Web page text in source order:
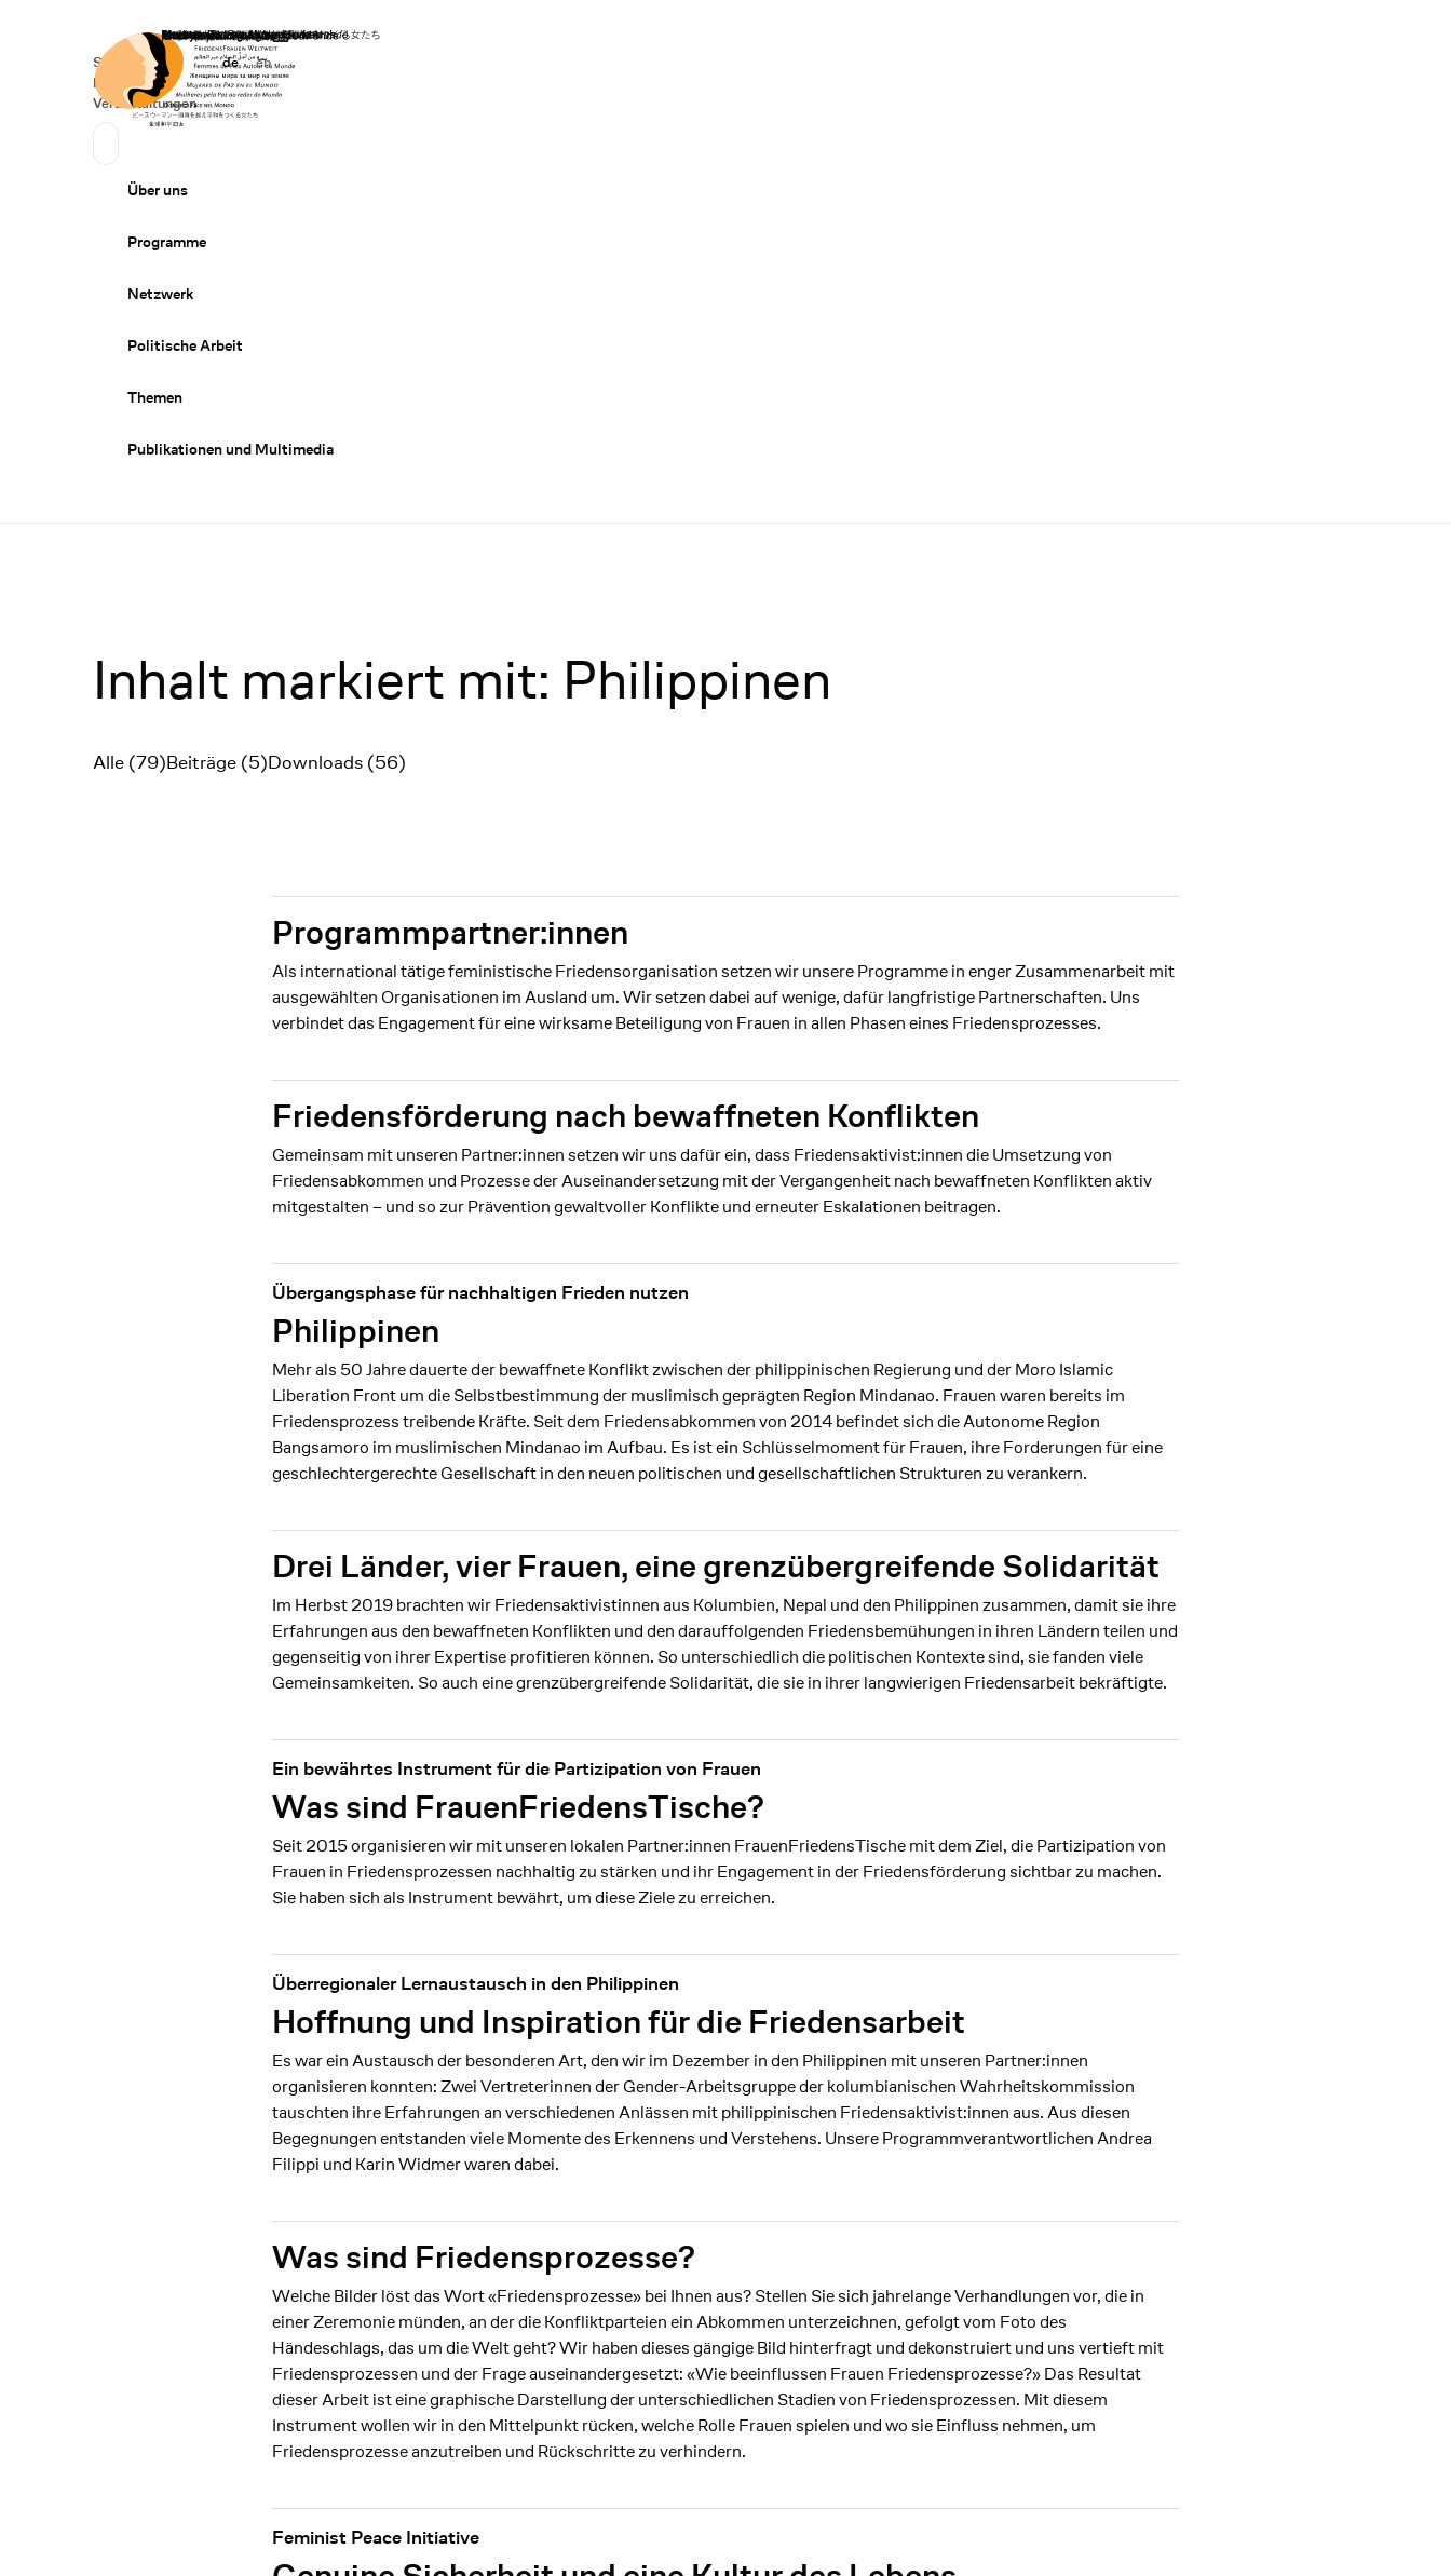
Startseite
Secondary Navigation
Spenden
News
Veranstaltungen
Sprache wechseln
Deutsch
de English
en
Primary Navigation
Über uns
Programme
Netzwerk
Politische Arbeit
Themen
Publikationen und Multimedia
Inhalt markiert mit: Philippinen
Filter
Alle (79)Beiträge (5)Downloads (56)
Programmpartner:innen
Als international tätige feministische Friedensorganisation setzen wir unsere Programme in enger Zusammenarbeit mit
ausgewählten Organisationen im Ausland um. Wir setzen dabei auf wenige, dafür langfristige Partnerschaften. Uns
verbindet das Engagement für eine wirksame Beteiligung von Frauen in allen Phasen eines Friedensprozesses.
Friedensförderung nach bewaffneten Konflikten
Gemeinsam mit unseren Partner:innen setzen wir uns dafür ein, dass Friedensaktivist:innen die Umsetzung von
Friedensabkommen und Prozesse der Auseinandersetzung mit der Vergangenheit nach bewaffneten Konflikten aktiv
mitgestalten – und so zur Prävention gewaltvoller Konflikte und erneuter Eskalationen beitragen.
Philippinen
Übergangsphase für nachhaltigen Frieden nutzen
Mehr als 50 Jahre dauerte der bewaffnete Konflikt zwischen der philippinischen Regierung und der Moro Islamic
Liberation Front um die Selbstbestimmung der muslimisch geprägten Region Mindanao. Frauen waren bereits im
Friedensprozess treibende Kräfte. Seit dem Friedensabkommen von 2014 befindet sich die Autonome Region
Bangsamoro im muslimischen Mindanao im Aufbau. Es ist ein Schlüsselmoment für Frauen, ihre Forderungen für eine
geschlechtergerechte Gesellschaft in den neuen politischen und gesellschaftlichen Strukturen zu verankern.
Drei Länder, vier Frauen, eine grenzübergreifende Solidarität
Im Herbst 2019 brachten wir Friedensaktivistinnen aus Kolumbien, Nepal und den Philippinen zusammen, damit sie ihre
Erfahrungen aus den bewaffneten Konflikten und den darauffolgenden Friedensbemühungen in ihren Ländern teilen und
gegenseitig von ihrer Expertise profitieren können. So unterschiedlich die politischen Kontexte sind, sie fanden viele
Gemeinsamkeiten. So auch eine grenzübergreifende Solidarität, die sie in ihrer langwierigen Friedensarbeit bekräftigte.
Was sind FrauenFriedensTische?
Ein bewährtes Instrument für die Partizipation von Frauen
Seit 2015 organisieren wir mit unseren lokalen Partner:innen FrauenFriedensTische mit dem Ziel, die Partizipation von
Frauen in Friedensprozessen nachhaltig zu stärken und ihr Engagement in der Friedensförderung sichtbar zu machen.
Sie haben sich als Instrument bewährt, um diese Ziele zu erreichen.
Hoffnung und Inspiration für die Friedensarbeit
Überregionaler Lernaustausch in den Philippinen
Es war ein Austausch der besonderen Art, den wir im Dezember in den Philippinen mit unseren Partner:innen
organisieren konnten: Zwei Vertreterinnen der Gender-Arbeitsgruppe der kolumbianischen Wahrheitskommission
tauschten ihre Erfahrungen an verschiedenen Anlässen mit philippinischen Friedensaktivist:innen aus. Aus diesen
Begegnungen entstanden viele Momente des Erkennens und Verstehens. Unsere Programmverantwortlichen Andrea
Filippi und Karin Widmer waren dabei.
Was sind Friedensprozesse?
Welche Bilder löst das Wort «Friedensprozesse» bei Ihnen aus? Stellen Sie sich jahrelange Verhandlungen vor, die in
einer Zeremonie münden, an der die Konfliktparteien ein Abkommen unterzeichnen, gefolgt vom Foto des
Händeschlags, das um die Welt geht? Wir haben dieses gängige Bild hinterfragt und dekonstruiert und uns vertieft mit
Friedensprozessen und der Frage auseinandergesetzt: «Wie beeinflussen Frauen Friedensprozesse?» Das Resultat
dieser Arbeit ist eine graphische Darstellung der unterschiedlichen Stadien von Friedensprozessen. Mit diesem
Instrument wollen wir in den Mittelpunkt rücken, welche Rolle Frauen spielen und wo sie Einfluss nehmen, um
Friedensprozesse anzutreiben und Rückschritte zu verhindern.
Feminist Peace Initiative